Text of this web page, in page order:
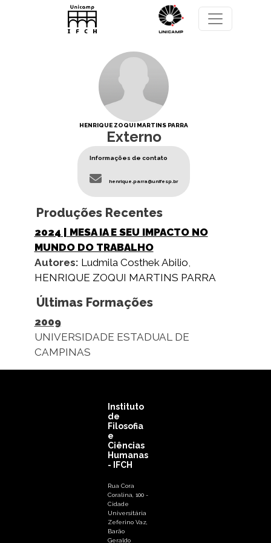
Pular para o conteúdo principal
HENRIQUE ZOQUI MARTINS PARRA
Externo
Informações de contato
henrique.parra@unifesp.br
Produções Recentes
2024 | MESA IA E SEU IMPACTO NO
MUNDO DO TRABALHO
Autores: Ludmila Costhek Abilio
HENRIQUE ZOQUI MARTINS PARRA
Últimas Formações
2009
UNIVERSIDADE ESTADUAL DE
CAMPINAS
Instituto
de
Filosofia
e
Ciências
Humanas
- IFCH
Rua Cora
Coralina, 100 -
Cidade
Universitária
Zeferino Vaz,
Barão
Geraldo